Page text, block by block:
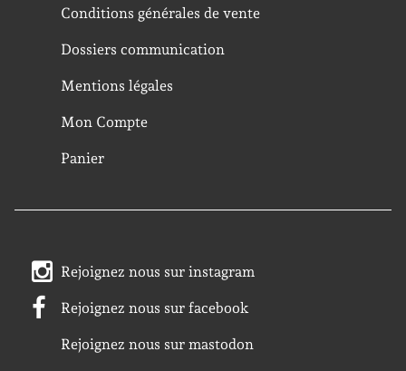
Conditions générales de vente
Dossiers communication
Mentions légales
Mon Compte
Panier
Rejoignez nous sur instagram
Rejoignez nous sur facebook
Rejoignez nous sur mastodon